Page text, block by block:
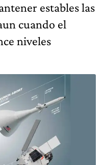
estables las
cuando el
niveles